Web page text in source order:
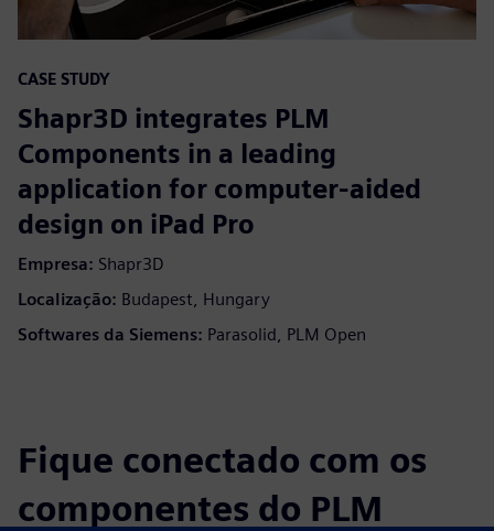
CASE STUDY
Shapr3D integrates PLM
Components in a leading
application for computer-aided
design on iPad Pro
Empresa: Shapr3D
Localização: Budapest, Hungary
Softwares da Siemens: Parasolid, PLM Open
Fique conectado com os
componentes do PLM